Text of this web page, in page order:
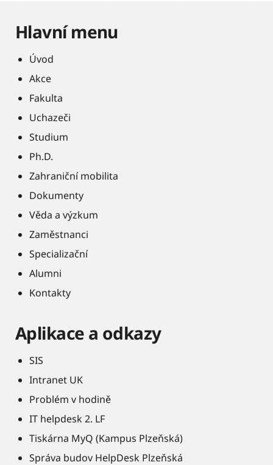
Hlavní menu
Úvod
Akce
Fakulta
Uchazeči
Studium
Ph.D.
Zahraniční mobilita
Dokumenty
Věda a výzkum
Zaměstnanci
Specializační
Alumni
Kontakty
Aplikace a odkazy
SIS
Intranet UK
Problém v hodině
IT helpdesk 2. LF
Tiskárna MyQ (Kampus Plzeňská)
Správa budov HelpDesk Plzeňská